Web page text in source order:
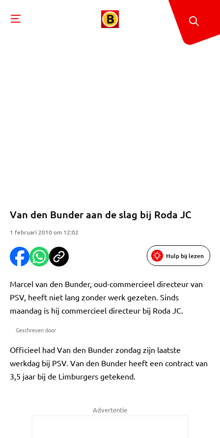
Van den Bunder aan de slag bij Roda JC
1 februari 2010 om 12:02
Hulp bij lezen
Marcel van den Bunder, oud-commercieel directeur van
PSV, heeft niet lang zonder werk gezeten. Sinds
maandag is hij commercieel directeur bij Roda JC.
Geschreven door
Officieel had Van den Bunder zondag zijn laatste
werkdag bij PSV. Van den Bunder heeft een contract van
3,5 jaar bij de Limburgers getekend.
Advertentie